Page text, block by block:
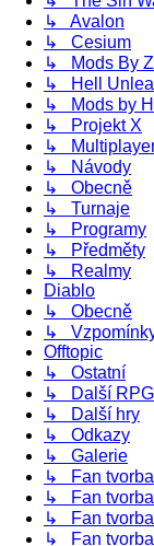
↳ Avalon
↳ Cesium
↳ Mods By
↳ Hell
↳ Mods by
↳ Projekt X
↳
↳ Návody
↳ Obecně
↳ Turnaje
↳ Programy
↳ Předměty
↳ Realmy
Diablo
↳ Obecně
↳
Offtopic
↳ Ostatní
↳ Další RPG
↳ Další hry
↳ Odkazy
↳ Galerie
↳ Fan tvorba
↳ Fan tvorba
↳ Fan tvorba
↳ Fan tvorba